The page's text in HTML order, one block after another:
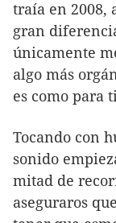
traía en 2008,
gran
únicamente
algo más
es como para
Tocando con
sonido
mitad de
aseguraros